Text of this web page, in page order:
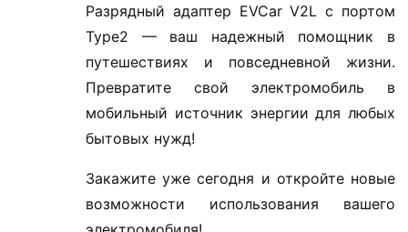
Разрядный адаптер EVCar V2L с портом
Type2 — ваш надежный помощник в
путешествиях и повседневной жизни.
Превратите свой электромобиль в
мобильный источник энергии для любых
бытовых нужд!
Закажите уже сегодня и откройте новые
возможности использования вашего